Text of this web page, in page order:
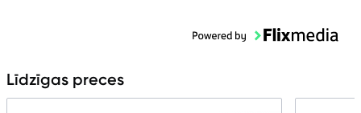
Līdzīgas preces